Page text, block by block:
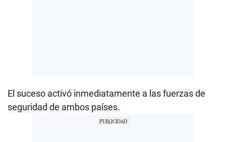
El suceso activó inmediatamente a las fuerzas de
seguridad de ambos países.